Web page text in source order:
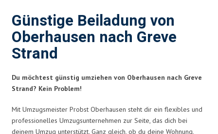
Günstige Beiladung von
Oberhausen nach Greve
Strand
Du möchtest günstig umziehen von Oberhausen nach Greve
Strand? Kein Problem!
Mit Umzugsmeister Probst Oberhausen steht dir ein flexibles und
professionelles Umzugsunternehmen zur Seite, das dich bei
deinem Umzug unterstützt. Ganz gleich, ob du deine Wohnung,